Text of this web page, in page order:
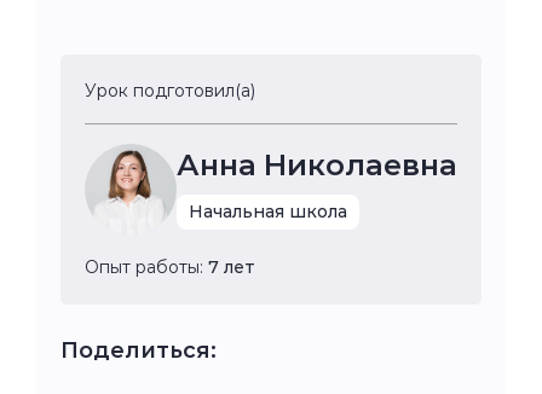
Урок подготовил(а)
Анна Николаевна
Начальная школа
Опыт работы: 7 лет
Поделиться: